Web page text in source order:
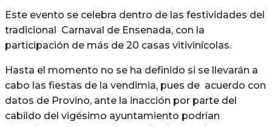
Este evento se celebra dentro de las festividades del
tradicional Carnaval de Ensenada, con la
participación de más de 20 casas vitivinícolas.
Hasta el momento no se ha definido si se llevarán a
cabo las fiestas de la vendimia, pues de acuerdo con
datos de Provino, ante la inacción por parte del
cabildo del vigésimo ayuntamiento podrían